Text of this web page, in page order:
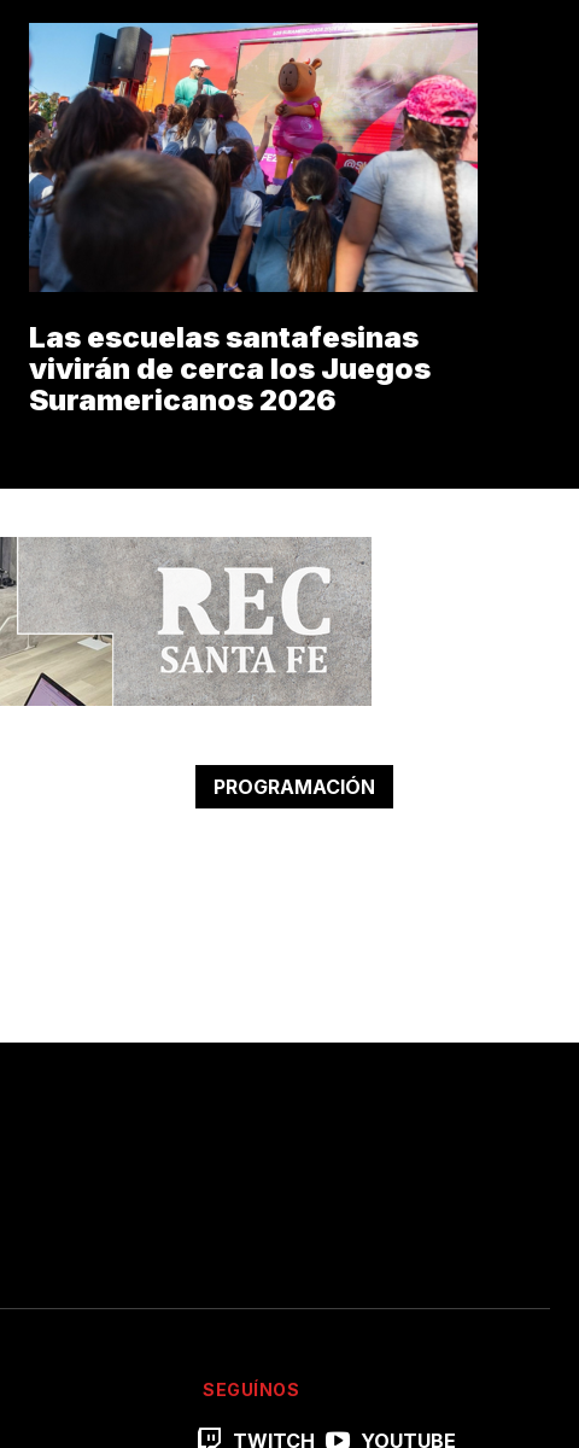
Las escuelas santafesinas
vivirán de cerca los Juegos
Suramericanos 2026
PROGRAMACIÓN
SEGUÍNOS
TWITCH YOUTUBE